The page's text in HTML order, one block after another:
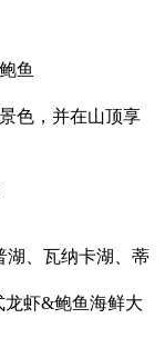
鱼
色，并在山顶享
湖、瓦纳卡湖、蒂
龙虾&鲍鱼海鲜大